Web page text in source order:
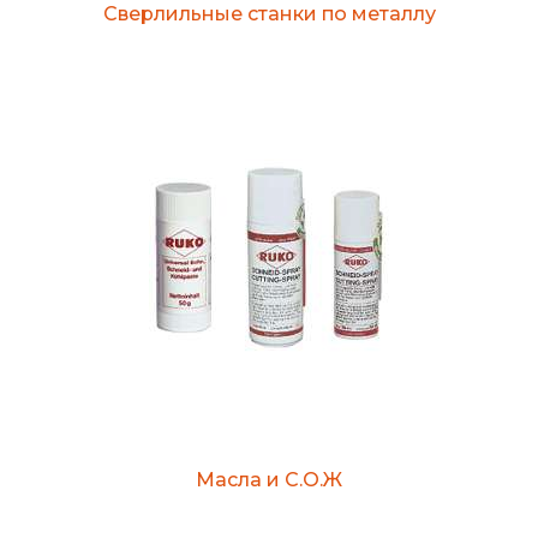
Сверлильные станки по металлу
Масла и С.О.Ж